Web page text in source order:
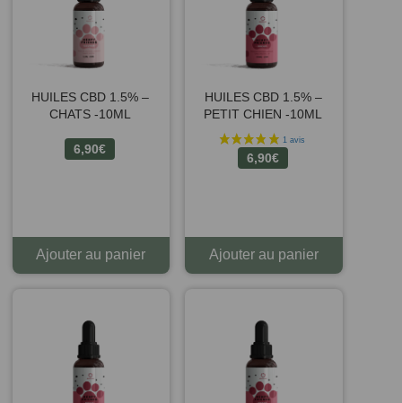
HUILES CBD 1.5% –
CHATS -10ML
6,90€
Ajouter au panier
HUILES CBD 1.5% –
PETIT CHIEN -10ML
6,90€
Ajouter au panier